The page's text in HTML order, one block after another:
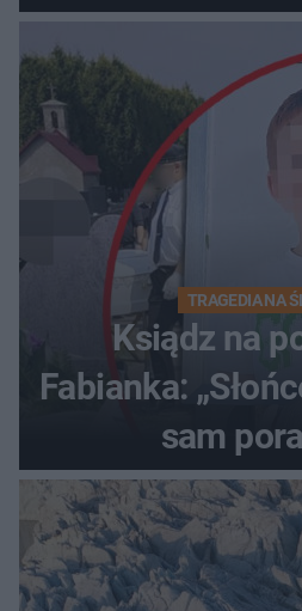
TRAGEDIA NA
Ksiądz na
Fabianka:
sam